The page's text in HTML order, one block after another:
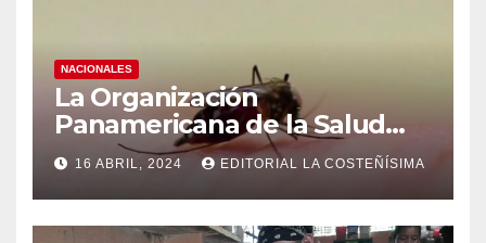
NACIONALES
La Organización
Panamericana de la Salud
(OPS), recomienda reforzar
medidas ante el aumento de
casos de dengue
16 ABRIL, 2024 EDITORIAL LA COSTEÑÍSIMA